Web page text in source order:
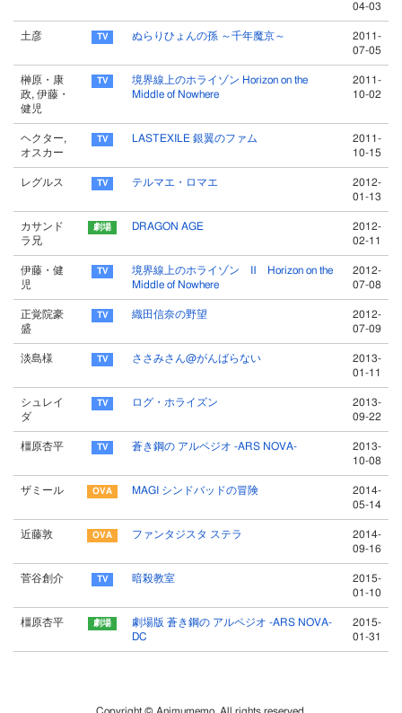
04-03
土彦 ぬらりひょんの孫 ～千年魔京～
2011-
07-05
榊原・康
政, 伊藤・
健児
境界線上のホライゾン Horizon on the
Middle of Nowhere
2011-
10-02
ヘクター,
オスカー
LASTEXILE 銀翼のファム
2011-
10-15
レグルス テルマエ・ロマエ
2012-
01-13
カサンド
ラ兄
DRAGON AGE
2012-
02-11
伊藤・健
児
境界線上のホライゾン Ⅱ Horizon on the
Middle of Nowhere
2012-
07-08
正覚院豪
盛
織田信奈の野望
2012-
07-09
淡島様 ささみさん@がんばらない
2013-
01-11
シュレイ
ダ
ログ・ホライズン
2013-
09-22
橿原杏平 蒼き鋼の アルペジオ -ARS NOVA-
2013-
10-08
ザミール MAGI シンドバッドの冒険
2014-
05-14
近藤敦 ファンタジスタ ステラ
2014-
09-16
菅谷創介 暗殺教室
2015-
01-10
橿原杏平
劇場版 蒼き鋼の アルペジオ -ARS NOVA-
DC
2015-
01-31